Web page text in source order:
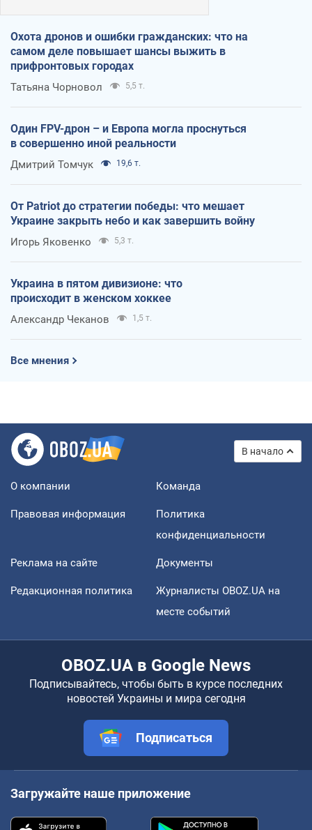
Охота дронов и ошибки гражданских: что на
самом деле повышает шансы выжить в
прифронтовых городах
Татьяна Чорновол 5,5 т.
Один FPV-дрон – и Европа могла проснуться
в совершенно иной реальности
Дмитрий Томчук 19,6 т.
От Patriot до стратегии победы: что мешает
Украине закрыть небо и как завершить войну
Игорь Яковенко 5,3 т.
Украина в пятом дивизионе: что
происходит в женском хоккее
Александр Чеканов 1,5 т.
Все мнения
В начало
О компании Команда
Правовая информация
Политика
конфиденциальности
Реклама на сайте Документы
Редакционная политика
Журналисты OBOZ.UA на
месте событий
OBOZ.UA в Google News
Подписывайтесь, чтобы быть в курсе последних
новостей Украины и мира сегодня
Подписаться
Загружайте наше приложение